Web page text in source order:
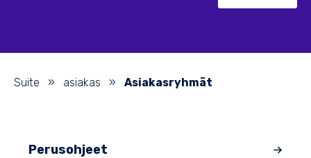
Suite » asiakas » Asiakasryhmät
Perusohjeet